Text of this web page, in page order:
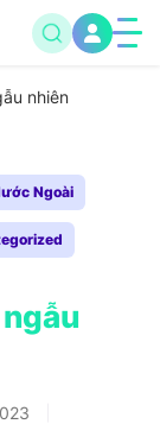
nhiên
Ngoài